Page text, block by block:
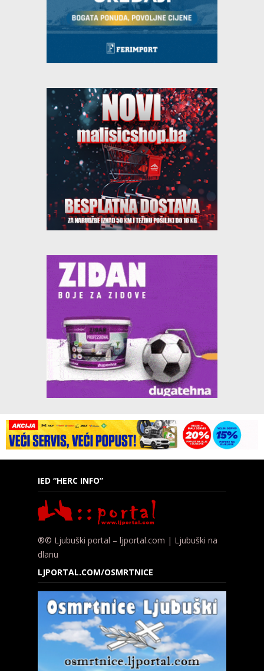
IED “HERC INFO”
®© Ljubuški portal – ljportal.com | Ljubuški na
dlanu
LJPORTAL.COM/OSMRTNICE